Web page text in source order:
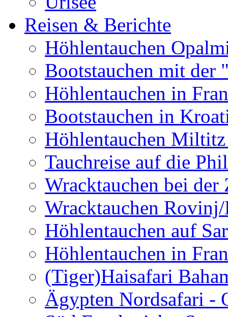
Reisen & Berichte
Höhlentauchen
Bootstauchen mit
Höhlentauchen in
Bootstauchen in
Höhlentauchen
Tauchreise auf die
Wracktauchen bei der
Wracktauchen
Höhlentauchen auf
Höhlentauchen in
(Tiger)Haisafari
Ägypten Nordsafari -